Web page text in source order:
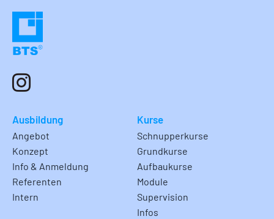
Ausbildung
Angebot
Konzept
Info & Anmeldung
Referenten
Intern
Kurse
Schnupperkurse
Grundkurse
Aufbaukurse
Module
Supervision
Infos